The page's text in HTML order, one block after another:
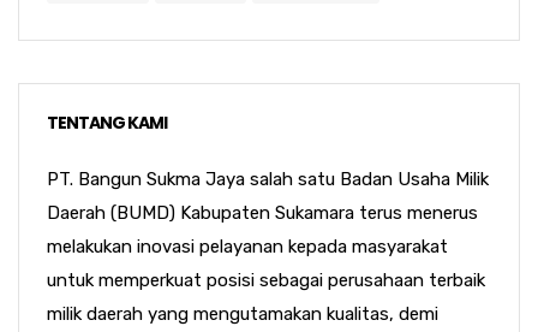
TENTANG KAMI
PT. Bangun Sukma Jaya salah satu Badan Usaha Milik
Daerah (BUMD) Kabupaten Sukamara terus menerus
melakukan inovasi pelayanan kepada masyarakat
untuk memperkuat posisi sebagai perusahaan terbaik
milik daerah yang mengutamakan kualitas, demi